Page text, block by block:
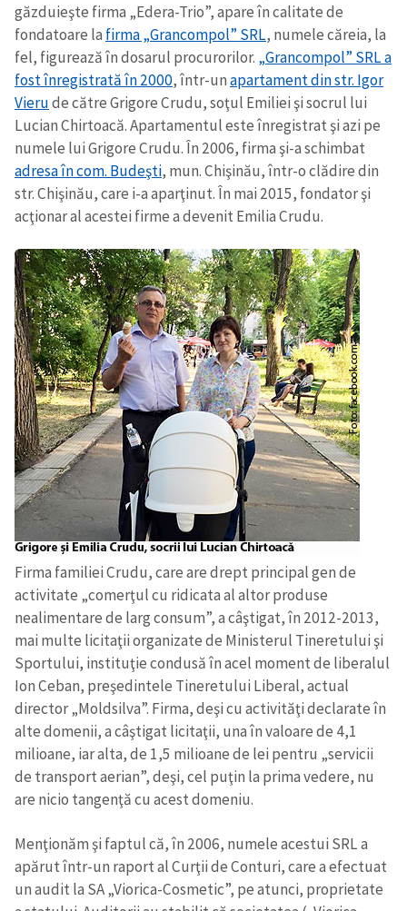
găzduieşte firma „Edera-Trio”, apare în calitate de
fondatoare la firma „Grancompol” SRL, numele căreia, la
fel, figurează în dosarul procurorilor. „Grancompol” SRL a
fost înregistrată în 2000, într-unapartament din str. Igor
Vierude către Grigore Crudu, soţul Emiliei şi socrul lui
Lucian Chirtoacă. Apartamentul este înregistrat şi azi pe
numele lui Grigore Crudu. În 2006, firma şi-a schimbat
adresa în com. Budeşti, mun. Chişinău, într-o clădire din
str. Chişinău, care i-a aparţinut. În mai 2015, fondator şi
acţionar al acestei firme a devenit Emilia Crudu.
Firma familiei Crudu, care are drept principal gen de
activitate „comerţul cu ridicata al altor produse
nealimentare de larg consum”, a câştigat, în 2012-2013,
mai multe licitaţii organizate de Ministerul Tineretului şi
Sportului, instituţie condusă în acel moment de liberalul
Ion Ceban, preşedintele Tineretului Liberal, actual
director „Moldsilva”. Firma, deşi cu activităţi declarate în
alte domenii, a câştigat licitaţii, una în valoare de 4,1
milioane, iar alta, de 1,5 milioane de lei pentru „servicii
de transport aerian”, deşi, cel puţin la prima vedere, nu
are nicio tangenţă cu acest domeniu.
Menţionăm şi faptul că, în 2006, numele acestui SRL a
apărut într-un raport al Curţii de Conturi, care a efectuat
un audit la SA „Viorica-Cosmetic”, pe atunci, proprietate